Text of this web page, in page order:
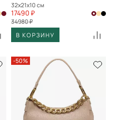
32x21x10 см
17490 ₽
34980 ₽
В КОРЗИНУ
-50%